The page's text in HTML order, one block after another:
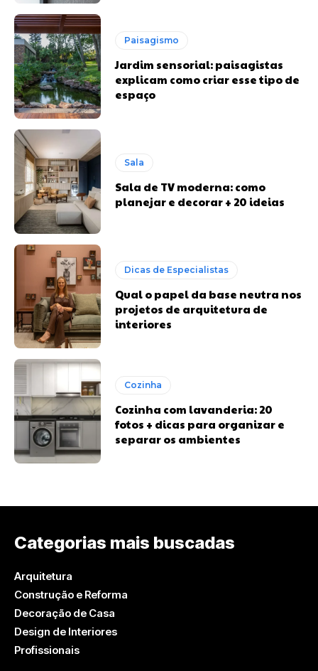
Paisagismo
Jardim sensorial: paisagistas
explicam como criar esse tipo de
espaço
Sala
Sala de TV moderna: como
planejar e decorar + 20 ideias
Dicas de Especialistas
Qual o papel da base neutra nos
projetos de arquitetura de
interiores
Cozinha
Cozinha com lavanderia: 20
fotos + dicas para organizar e
separar os ambientes
Categorias mais buscadas
Arquitetura
Construção e Reforma
Decoração de Casa
Design de Interiores
Profissionais